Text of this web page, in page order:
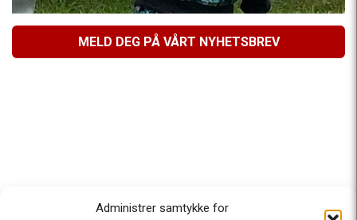
Administrer samtykke for
MELD DEG PÅ VÅRT NYHETSBREV